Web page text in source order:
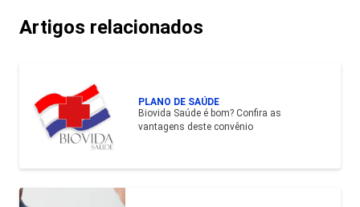
Artigos relacionados
PLANO DE SAÚDE
Biovida Saúde é bom? Confira as
vantagens deste convênio